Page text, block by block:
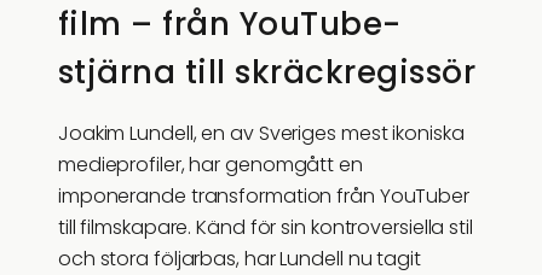
film – från YouTube-
stjärna till skräckregissör
Joakim Lundell, en av Sveriges mest ikoniska
medieprofiler, har genomgått en
imponerande transformation från YouTuber
till filmskapare. Känd för sin kontroversiella stil
och stora följarbas, har Lundell nu tagit